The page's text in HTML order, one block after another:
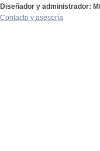
Diseñador y administrador:
Contacto y asesoría